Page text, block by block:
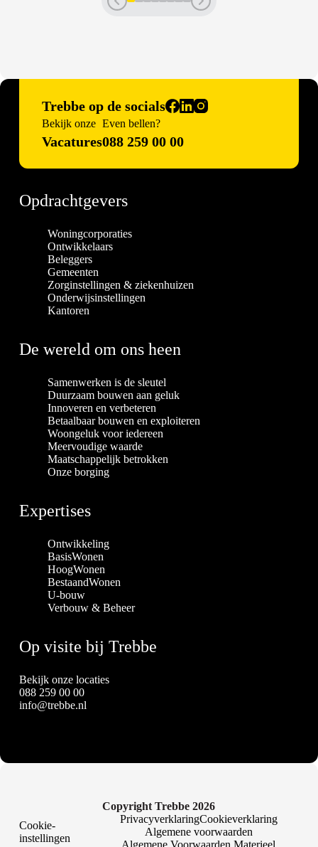
Trebbe op de socials
Bekijk onze
Vacatures
Even bellen?
088 259 00 00
Opdrachtgevers
Woningcorporaties
Ontwikkelaars
Beleggers
Gemeenten
Zorginstellingen & ziekenhuizen
Onderwijsinstellingen
Kantoren
De wereld om ons heen
Samenwerken is de sleutel
Duurzaam bouwen aan geluk
Innoveren en verbeteren
Betaalbaar bouwen en exploiteren
Woongeluk voor iedereen
Meervoudige waarde
Maatschappelijk betrokken
Onze borging
Expertises
Ontwikkeling
BasisWonen
HoogWonen
BestaandWonen
U-bouw
Verbouw & Beheer
Op visite bij Trebbe
Bekijk onze locaties
088 259 00 00
info@trebbe.nl
Copyright Trebbe 2026
Cookie-
instellingen
PrivacyverklaringCookieverklaring
Algemene voorwaarden
Algemene Voorwaarden Materieel